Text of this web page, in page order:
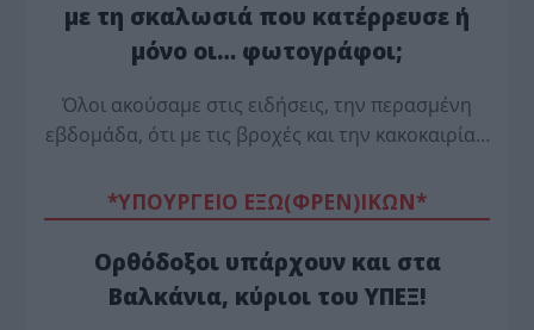
με τη σκαλωσιά που κατέρρευσε ή
μόνο οι… φωτογράφοι;
Όλοι ακούσαμε στις ειδήσεις, την περασμένη
εβδομάδα, ότι με τις βροχές και την κακοκαιρία…
*ΥΠΟΥΡΓΕΙΟ ΕΞΩ(ΦΡΕΝ)ΙΚΩΝ*
Ορθόδοξοι υπάρχουν και στα
Βαλκάνια, κύριοι του ΥΠΕΞ!